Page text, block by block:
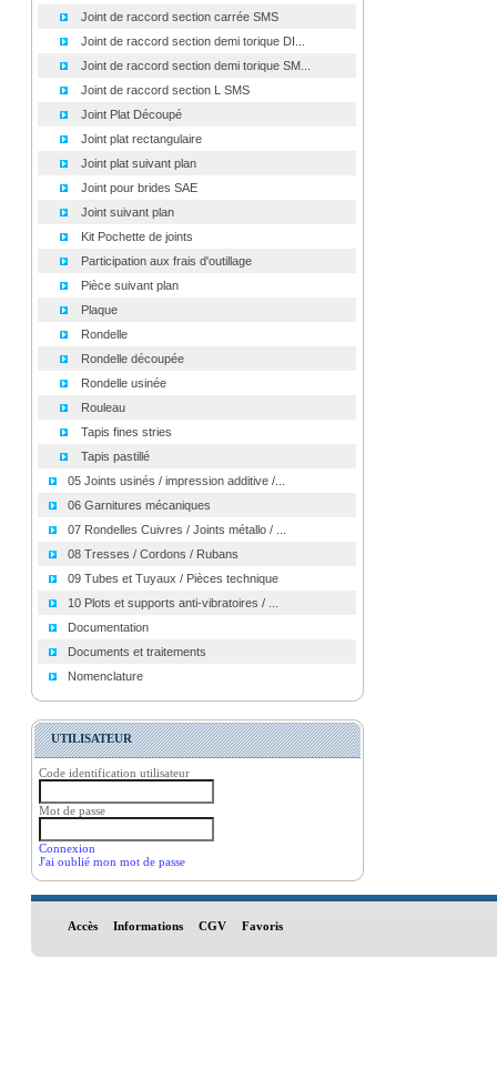
Joint de raccord section carrée SMS
Joint de raccord section demi torique DI...
Joint de raccord section demi torique SM...
Joint de raccord section L SMS
Joint Plat Découpé
Joint plat rectangulaire
Joint plat suivant plan
Joint pour brides SAE
Joint suivant plan
Kit Pochette de joints
Participation aux frais d'outillage
Pièce suivant plan
Plaque
Rondelle
Rondelle découpée
Rondelle usinée
Rouleau
Tapis fines stries
Tapis pastillé
05 Joints usinés / impression additive /...
06 Garnitures mécaniques
07 Rondelles Cuivres / Joints métallo / ...
08 Tresses / Cordons / Rubans
09 Tubes et Tuyaux / Pièces technique
10 Plots et supports anti-vibratoires / ...
Documentation
Documents et traitements
Nomenclature
UTILISATEUR
Code identification utilisateur
Mot de passe
Connexion
J'ai oublié mon mot de passe
Accès Informations CGV Favoris